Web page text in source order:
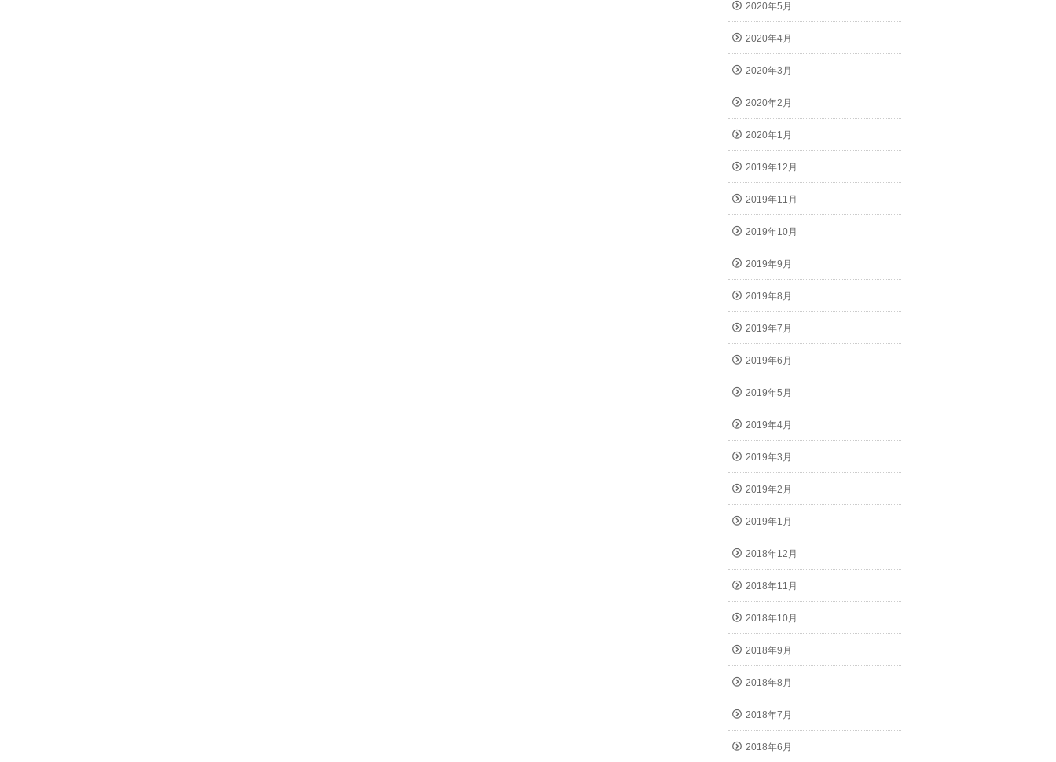
2020年5月
2020年4月
2020年3月
2020年2月
2020年1月
2019年12月
2019年11月
2019年10月
2019年9月
2019年8月
2019年7月
2019年6月
2019年5月
2019年4月
2019年3月
2019年2月
2019年1月
2018年12月
2018年11月
2018年10月
2018年9月
2018年8月
2018年7月
2018年6月